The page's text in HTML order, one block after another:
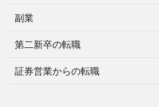
副業
第二新卒の転職
証券営業からの転職